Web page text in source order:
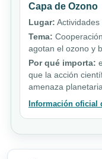
Capa de Ozono
Lugar: Actividades
Tema:
agotan el ozono y
Por qué importa:
que la acción
amenaza planetaria.
Información oficial